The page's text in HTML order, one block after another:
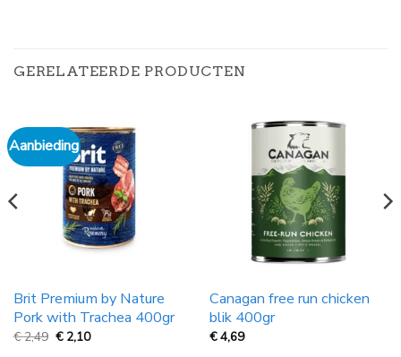
GERELATEERDE PRODUCTEN
Aanbieding
Brit Premium by Nature
Pork with Trachea 400gr
€2,49 Oorspronkelijke
prijs
€ 2,10Huidige
Canagan free run chicken
blik 400gr
€4,69